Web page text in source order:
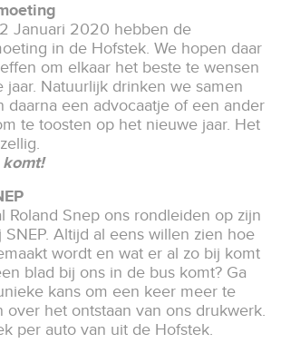
Januari 2020 hebben de
in de Hofstek. We hopen daar
om elkaar het beste te wensen
jaar. Natuurlijk drinken we samen
daarna een advocaatje of een ander
te toosten op het nieuwe jaar. Het
komt!
Roland Snep ons rondleiden op zijn
Altijd al eens willen zien hoe
wordt en wat er al zo bij komt
blad bij ons in de bus komt? Ga
kans om een keer meer te
over het ontstaan van ons drukwerk.
per auto van uit de Hofstek.